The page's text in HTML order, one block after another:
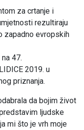
za crtanje i
rezultiraju
zapadno evropskih
47.
2019. u
priznanja.
da bojim život
ljudske
mi što je vrh moje